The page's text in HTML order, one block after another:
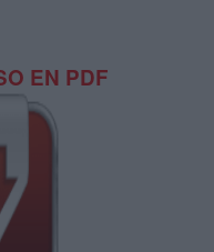
EN PDF